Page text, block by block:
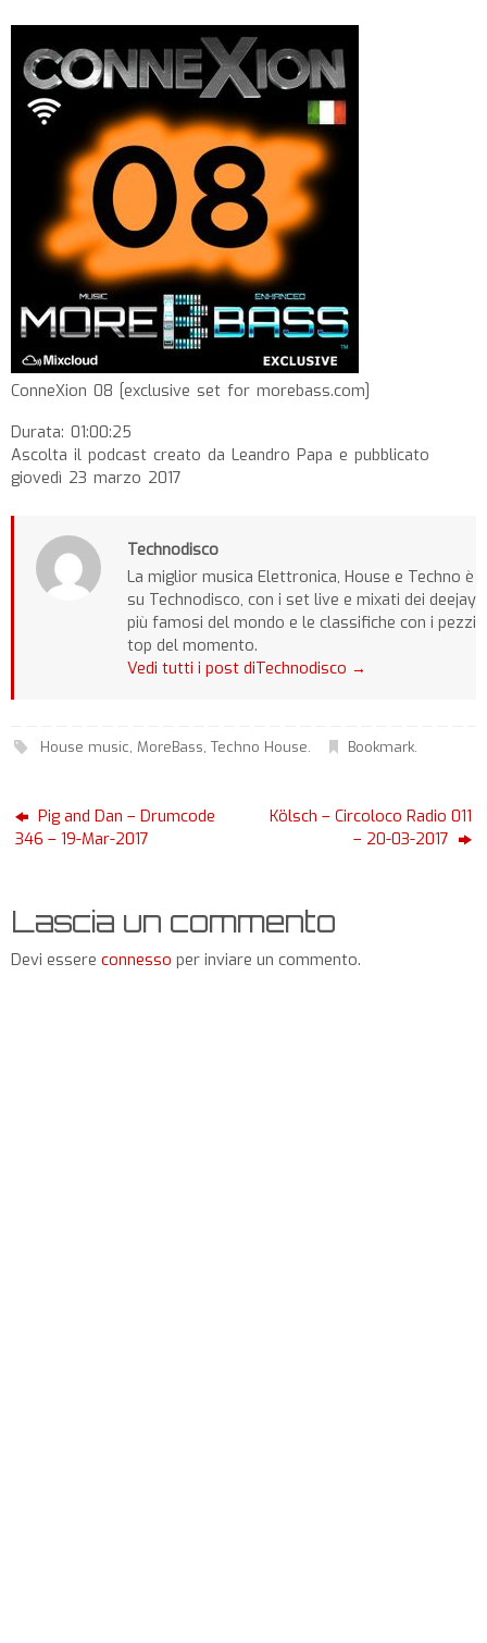
ConneXion 08 [exclusive set for morebass.com]
Durata: 01:00:25
Ascolta il podcast creato da Leandro Papa e pubblicato
giovedì 23 marzo 2017
Technodisco
La miglior musica Elettronica, House e Techno è
su Technodisco, con i set live e mixati dei deejay
più famosi del mondo e le classifiche con i pezzi
top del momento.
Vedi tutti i post diTechnodisco →
House music, MoreBass, Techno House. Bookmark.
Pig and Dan – Drumcode
346 – 19-Mar-2017
Kölsch – Circoloco Radio 011
– 20-03-2017
Lascia un commento
Devi essere connesso per inviare un commento.